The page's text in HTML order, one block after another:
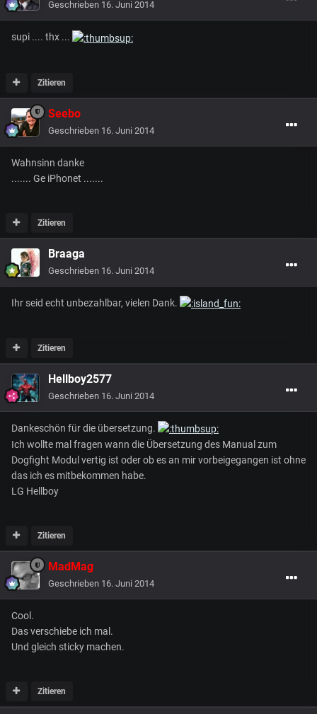
Geschrieben 16. Juni 2014
supi .... thx ...
Zitieren
Seebo
Geschrieben 16. Juni 2014
Wahnsinn danke
....... Ge iPhonet .......
Zitieren
Braaga
Geschrieben 16. Juni 2014
Ihr seid echt unbezahlbar, vielen Dank.
Zitieren
Hellboy2577
Geschrieben 16. Juni 2014
Dankeschön für die übersetzung.
Ich wollte mal fragen wann die Übersetzung des Manual zum
Dogfight Modul vertig ist oder ob es an mir vorbeigegangen ist ohne
das ich es mitbekommen habe.
LG Hellboy
Zitieren
MadMag
Geschrieben 16. Juni 2014
Cool.
Das verschiebe ich mal.
Und gleich sticky machen.
Zitieren